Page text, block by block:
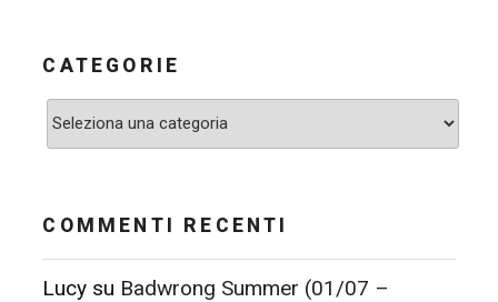
CATEGORIE
Categorie
COMMENTI RECENTI
Lucy su Badwrong Summer (01/07 –